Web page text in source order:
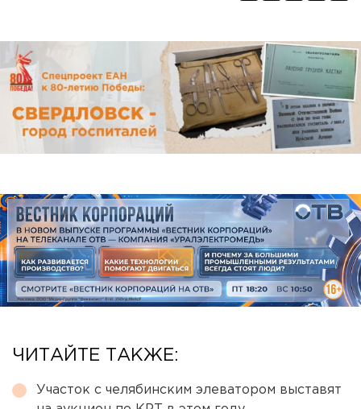
ЧИТАЙТЕ ТАКЖЕ:
Участок с челябинским элеватором выставят